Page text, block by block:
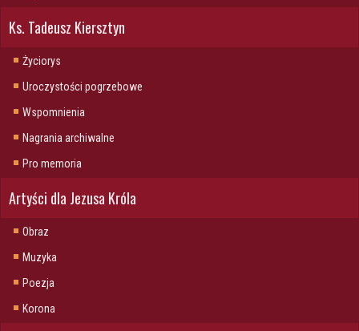
Ks. Tadeusz Kiersztyn
Życiorys
Uroczystości pogrzebowe
Wspomnienia
Nagrania archiwalne
Pro memoria
Artyści dla Jezusa Króla
Obraz
Muzyka
Poezja
Korona